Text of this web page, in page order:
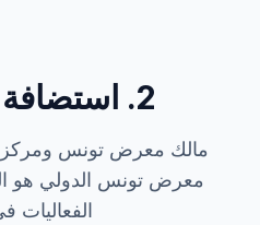
2. استضافة الفعاليات
مالك معرض تونس ومركز
معرض تونس الدولي هو
الفعاليات